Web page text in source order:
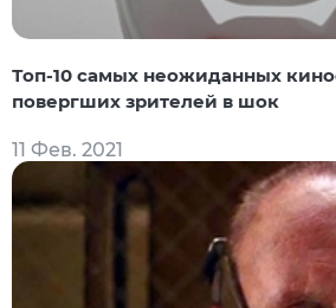
Топ-10 самых неожиданных
повергших зрителей в шок
11 Фев. 2021